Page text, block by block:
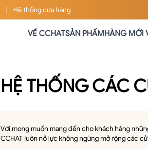
Hệ thống cửa hàng
VỀ CCHATSẢN PHẨMHÀNG MỚI
HỆ THỐNG CÁC
Với mong muốn mang đến cho khách hàng
CCHAT luôn nỗ lực không ngừng mở rộng các